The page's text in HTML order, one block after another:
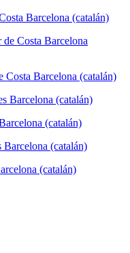
Barcelona (catalán)
Costa Barcelona (catalán)
(catalán)
(catalán)